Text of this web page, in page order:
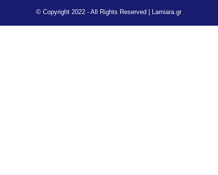
© Copyright 2022 - All Rights Reserved | Lamiara.gr